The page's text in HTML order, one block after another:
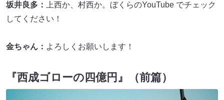
坂井良多： 上西か、村西か。ぼくらのYouTube でチェック
してください！
金ちゃん： よろしくお願いします！
『西成ゴローの四億円』（前篇）